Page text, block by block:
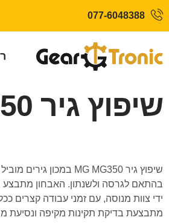
077-6048388
שיפוץ גיר MG MG350
בהתאם לגרסה ולשנתון. האבחון
ידי צוות מנוסה, עם זמני עבודה קצרים
מתבצעת בדיקת תקינות מקיפה ונסיעת